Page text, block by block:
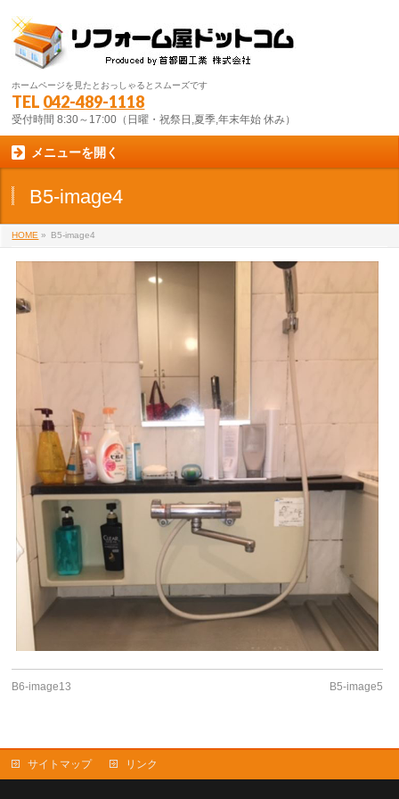
ホームページを見たとおっしゃるとスムーズです
TEL 042-489-1118
受付時間 8:30～17:00（日曜・祝祭日,夏季,年末年始 休み）
メニューを開く
B5-image4
HOME » B5-image4
B6-image13 B5-image5
サイトマップ リンク